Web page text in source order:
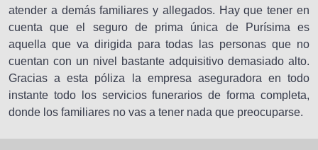
atender a demás familiares y allegados. Hay que tener en
cuenta que el seguro de prima única de Purísima es
aquella que va dirigida para todas las personas que no
cuentan con un nivel bastante adquisitivo demasiado alto.
Gracias a esta póliza la empresa aseguradora en todo
instante todo los servicios funerarios de forma completa,
donde los familiares no vas a tener nada que preocuparse.